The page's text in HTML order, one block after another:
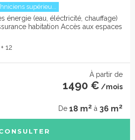
supérieu...
énergie (eau, éléctricité, chauffage)
habitation Accès aux espaces
+ 12
À partir de
1490 € /mois
De 18 m2 à 36 m2